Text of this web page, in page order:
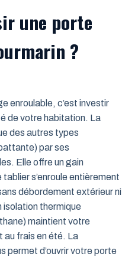
une porte
?
enroulable, c’est investir
de votre habitation. La
des autres types
par ses
Elle offre un gain
s’enroule entièrement
débordement extérieur ni
thermique
maintient votre
au frais en été. La
permet d’ouvrir votre porte